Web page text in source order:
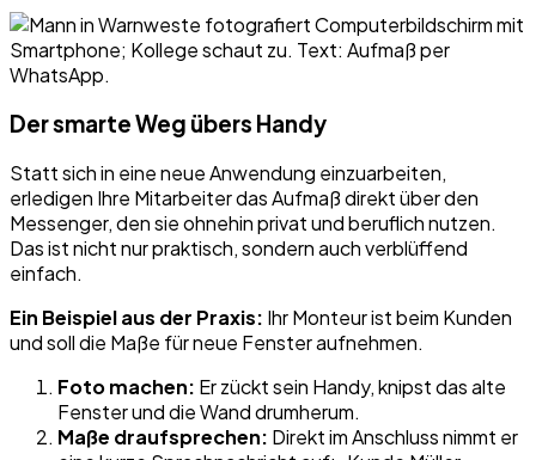
Der smarte Weg übers Handy
Statt sich in eine neue Anwendung einzuarbeiten,
erledigen Ihre Mitarbeiter das Aufmaß direkt über den
Messenger, den sie ohnehin privat und beruflich nutzen.
Das ist nicht nur praktisch, sondern auch verblüffend
einfach.
Ein Beispiel aus der Praxis: Ihr Monteur ist beim Kunden
und soll die Maße für neue Fenster aufnehmen.
Foto machen: Er zückt sein Handy, knipst das alte
Fenster und die Wand drumherum.
Maße draufsprechen: Direkt im Anschluss nimmt er